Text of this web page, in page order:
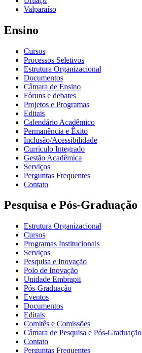
Valparaíso
Ensino
Cursos
Processos Seletivos
Estrutura Organizacional
Documentos
Câmara de Ensino
Fóruns e debates
Projetos e Programas
Editais
Calendário Acadêmico
Permanência e Êxito
Inclusão/Acessibilidade
Currículo Integrado
Gestão Acadêmica
Serviços
Perguntas Frequentes
Contato
Pesquisa e Pós-Graduação
Estrutura Organizacional
Cursos
Programas Institucionais
Serviços
Pesquisa e Inovação
Polo de Inovação
Unidade Embrapii
Pós-Graduação
Eventos
Documentos
Editais
Comitês e Comissões
Câmara de Pesquisa e Pós-Graduação
Contato
Perguntas Frequentes